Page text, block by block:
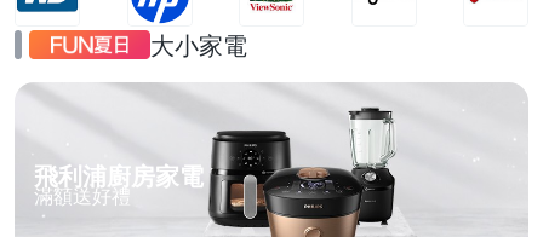
大小家電
飛利浦廚房家電
滿額送好禮